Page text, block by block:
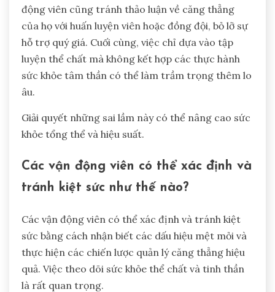
động viên cũng tránh thảo luận về căng thẳng
của họ với huấn luyện viên hoặc đồng đội, bỏ lỡ sự
hỗ trợ quý giá. Cuối cùng, việc chỉ dựa vào tập
luyện thể chất mà không kết hợp các thực hành
sức khỏe tâm thần có thể làm trầm trọng thêm lo
âu.
Giải quyết những sai lầm này có thể nâng cao sức
khỏe tổng thể và hiệu suất.
Các vận động viên có thể xác định và
tránh kiệt sức như thế nào?
Các vận động viên có thể xác định và tránh kiệt
sức bằng cách nhận biết các dấu hiệu mệt mỏi và
thực hiện các chiến lược quản lý căng thẳng hiệu
quả. Việc theo dõi sức khỏe thể chất và tinh thần
là rất quan trọng.